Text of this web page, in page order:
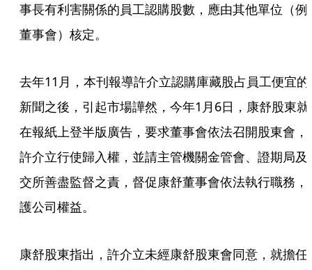
事長有利害關係的員工認購股數，應由其他單位（例
董事會）核定。
去年11月，本刊報導許介立認購庫藏股占員工便宜的
新聞之後，引起市場譁然，今年1月6日，康舒股東就
在報紙上登半版廣告，要求董事會依法召開股東會，
許介立行使歸入權，並請主管機關金管會、證期局及
交所善盡監督之責，督促康舒董事會依法執行職務，
護公司權益。
康舒股東指出，許介立未經康舒股東會同意，就擔任